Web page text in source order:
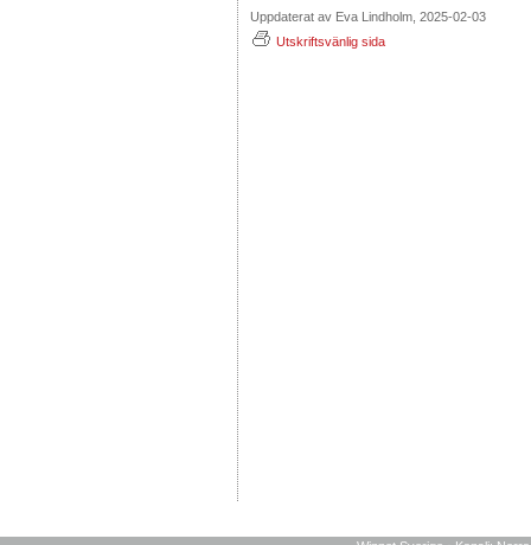
Uppdaterat av Eva Lindholm, 2025-02-03
Utskriftsvänlig sida